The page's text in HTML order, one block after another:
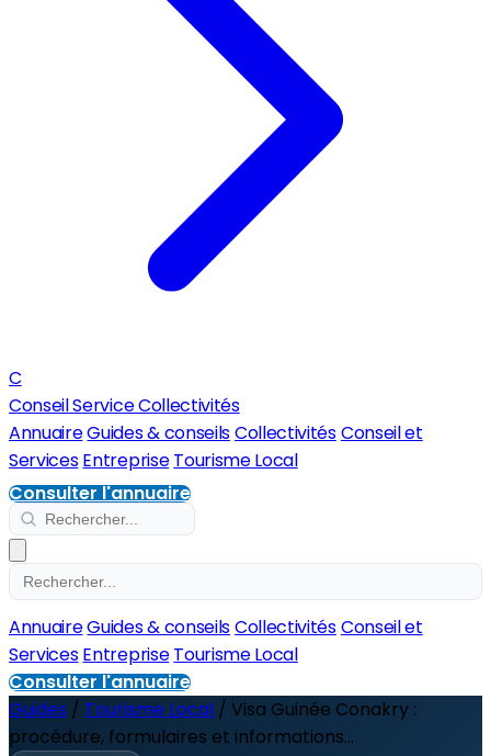
C
Conseil Service Collectivités
AnnuaireGuides & conseilsCollectivitésConseil et
ServicesEntreprise Tourisme Local
Consulter l'annuaire
AnnuaireGuides & conseilsCollectivitésConseil et
ServicesEntreprise Tourisme Local
Consulter l'annuaire
Guides / Tourisme Local / Visa Guinée Conakry :
procédure, formulaires et informations...